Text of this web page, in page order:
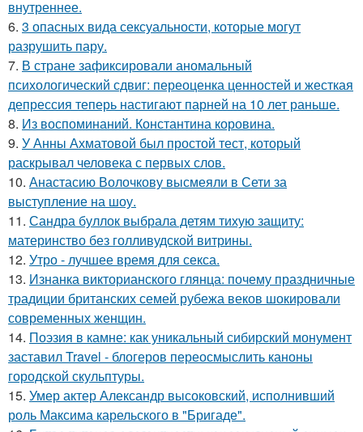
внутреннее.
6. 3 опасных вида сексуальности, которые могут
разрушить пару.
7. В стране зафиксировали аномальный
психологический сдвиг: переоценка ценностей и жесткая
депрессия теперь настигают парней на 10 лет раньше.
8. Из воспоминаний. Константина коровина.
9. У Анны Ахматовой был простой тест, который
раскрывал человека с первых слов.
10. Анастасию Волочкову высмеяли в Сети за
выступление на шоу.
11. Сандра буллок выбрала детям тихую защиту:
материнство без голливудской витрины.
12. Утро - лучшее время для секса.
13. Изнанка викторианского глянца: почему праздничные
традиции британских семей рубежа веков шокировали
современных женщин.
14. Поэзия в камне: как уникальный сибирский монумент
заставил Travel - блогеров переосмыслить каноны
городской скульптуры.
15. Умер актер Александр высоковский, исполнивший
роль Максима карельского в "Бригаде".